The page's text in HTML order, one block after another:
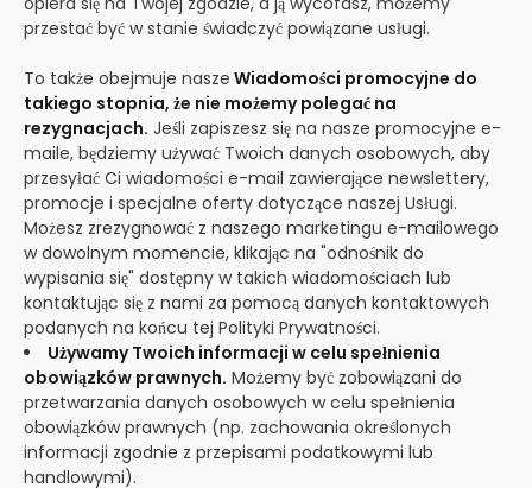
przestać być w stanie świadczyć powiązane usługi.
To także obejmuje nasze Wiadomości promocyjne do
takiego stopnia, że nie możemy polegać na
rezygnacjach. Jeśli zapiszesz się na nasze promocyjne e-
maile, będziemy używać Twoich danych osobowych, aby
przesyłać Ci wiadomości e-mail zawierające newslettery,
promocje i specjalne oferty dotyczące naszej Usługi.
Możesz zrezygnować z naszego marketingu e-mailowego
w dowolnym momencie, klikając na "odnośnik do
wypisania się" dostępny w takich wiadomościach lub
kontaktując się z nami za pomocą danych kontaktowych
podanych na końcu tej Polityki Prywatności.
Używamy Twoich informacji w celu spełnienia
obowiązków prawnych. Możemy być zobowiązani do
przetwarzania danych osobowych w celu spełnienia
obowiązków prawnych (np. zachowania określonych
informacji zgodnie z przepisami podatkowymi lub
handlowymi).